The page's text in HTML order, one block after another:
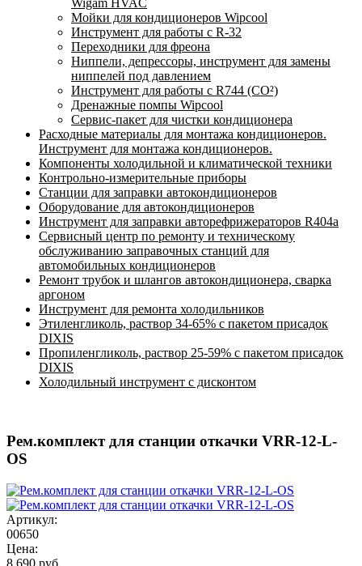
Wigam HVAC
Мойки для кондиционеров Wipcool
Инструмент для работы с R-32
Переходники для фреона
Ниппели, депрессоры, инструмент для замены
ниппелей под давлением
Инструмент для работы с R744 (CO²)
Дренажные помпы Wipcool
Сервис-пакет для чистки кондиционера
Расходные материалы для монтажа кондиционеров.
Инструмент для монтажа кондиционеров.
Компоненты холодильной и климатической техники
Контрольно-измерительные приборы
Станции для заправки автокондиционеров
Оборудование для автокондиционеров
Инструмент для заправки авторефрижераторов R404a
Сервисный центр по ремонту и техническому
обслуживанию заправочных станций для
автомобильных кондиционеров
Ремонт трубок и шлангов автокондиционера, сварка
аргоном
Инструмент для ремонта холодильников
Этиленгликоль, раствор 34-65% с пакетом присадок
DIXIS
Пропиленгликоль, раствор 25-59% с пакетом присадок
DIXIS
Холодильный инструмент с дисконтом
Рем.комплект для станции откачки VRR-12-L-
OS
Артикул:
00650
Цена:
8 690 руб.